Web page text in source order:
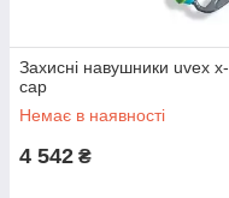
Захисні навушники uvex x-
cap
Немає в наявності
4 542 ₴